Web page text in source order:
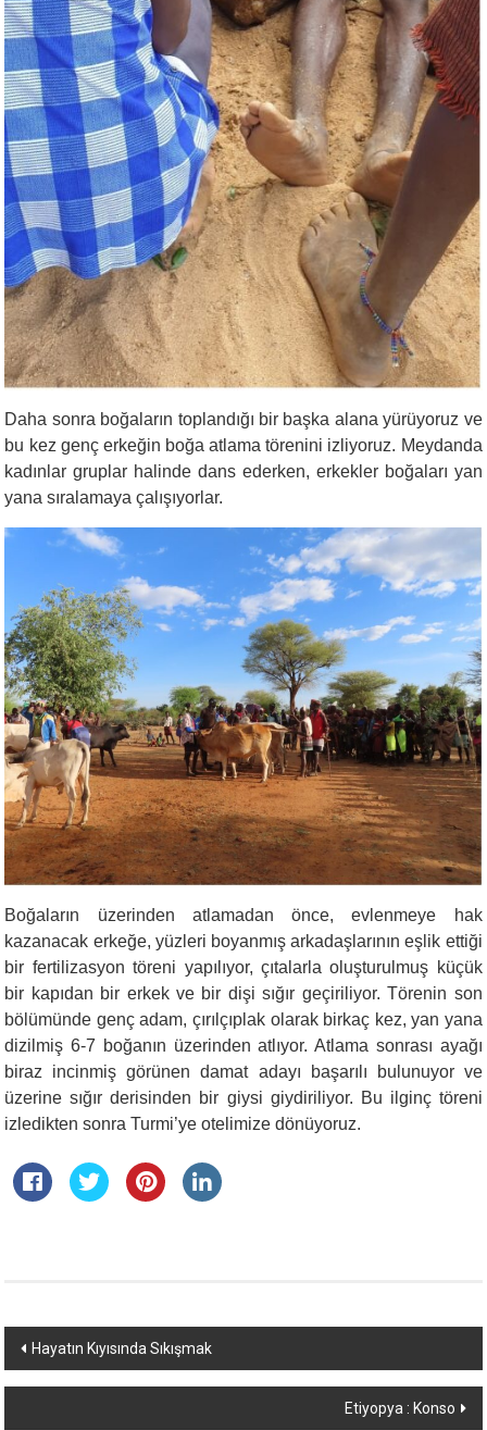
Daha sonra boğaların toplandığı bir başka alana yürüyoruz ve
bu kez genç erkeğin boğa atlama törenini izliyoruz. Meydanda
kadınlar gruplar halinde dans ederken, erkekler boğaları yan
yana sıralamaya çalışıyorlar.
Boğaların üzerinden atlamadan önce, evlenmeye hak
kazanacak erkeğe, yüzleri boyanmış arkadaşlarının eşlik ettiği
bir fertilizasyon töreni yapılıyor, çıtalarla oluşturulmuş küçük
bir kapıdan bir erkek ve bir dişi sığır geçiriliyor. Törenin son
bölümünde genç adam, çırılçıplak olarak birkaç kez, yan yana
dizilmiş 6-7 boğanın üzerinden atlıyor. Atlama sonrası ayağı
biraz incinmiş görünen damat adayı başarılı bulunuyor ve
üzerine sığır derisinden bir giysi giydiriliyor. Bu ilginç töreni
izledikten sonra Turmi’ye otelimize dönüyoruz.
Yazı
dolaşımı
Hayatın Kıyısında Sıkışmak
Etiyopya : Konso